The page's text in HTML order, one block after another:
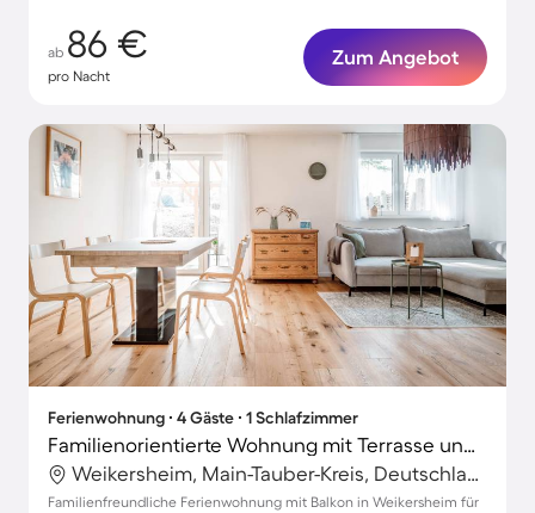
ab 86 €
pro Nacht
Zum Angebot
Ferienwohnung ∙ 4 Gäste ∙ 1 Schlafzimmer
Familienorientierte Wohnung mit Terrasse und Grill | Gartenblick
Weikersheim, Main-Tauber-Kreis, Deutschland
Familienfreundliche Ferienwohnung mit Balkon in Weikersheim für